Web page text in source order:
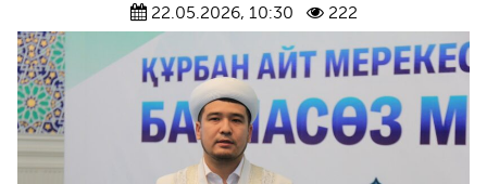
22.05.2026, 10:30 222